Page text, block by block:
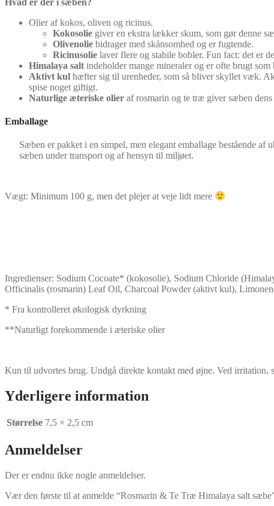
Olier af kokos, oliven og ricinus.
Kokosolie giver en ekstra lækker skum, som gør denne
Olivenolie bidrager med skånsomhed og er fugtende.
Ricinusolie laver flere og stabile bobler. Fun fact: det er
Himalaya salt indeholder mange mineraler og er ofte brugt
Aktivt kul hæfter sig til urenheder, som så bliver skyllet væk.
spise noget giftigt.
Naturlige æteriske olier af rosmarin og te træ giver sæben
Emballage
Sæben er pakket i en simpel, men elegant emballage bestående
sæben under transport og af hensyn til miljøet.
Vægt: Minimum 100 g, men det plejer at veje lidt mere
Ingredienser: Sodium Cocoate* (kokosolie), Sodium Chloride
Officinalis (rosmarin) Leaf Oil, Charcoal Powder (aktivt kul),
* Fra kontrolleret økologisk dyrkning
**Naturligt forekommende i æteriske olier
Kun til udvortes brug. Undgå direkte kontakt med øjne. Ved irritation,
Yderligere information
Størrelse 7,5 × 2,5 cm
Anmeldelser
Der er endnu ikke nogle anmeldelser.
Vær den første til at anmelde “Rosmarin & Te Træ Himalaya salt